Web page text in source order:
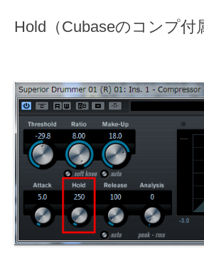
Hold（Cubaseのコンプ付